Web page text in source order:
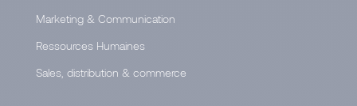
Marketing & Communication
Ressources Humaines
Sales, distribution & commerce